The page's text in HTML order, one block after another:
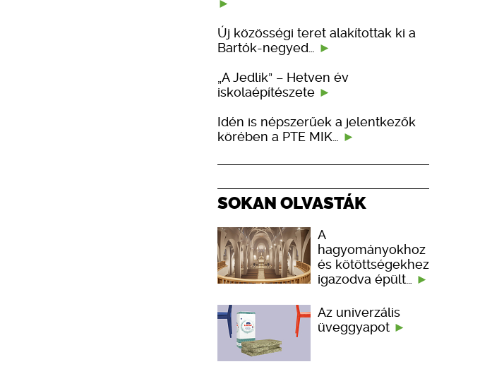
Új közösségi teret alakítottak ki a
Bartók-negyed…
„A Jedlik” – Hetven év
iskolaépítészete
Idén is népszerűek a jelentkezők
körében a PTE MIK…
SOKAN OLVASTÁK
A
hagyományokhoz
és kötöttségekhez
igazodva épült…
Az univerzális
üveggyapot